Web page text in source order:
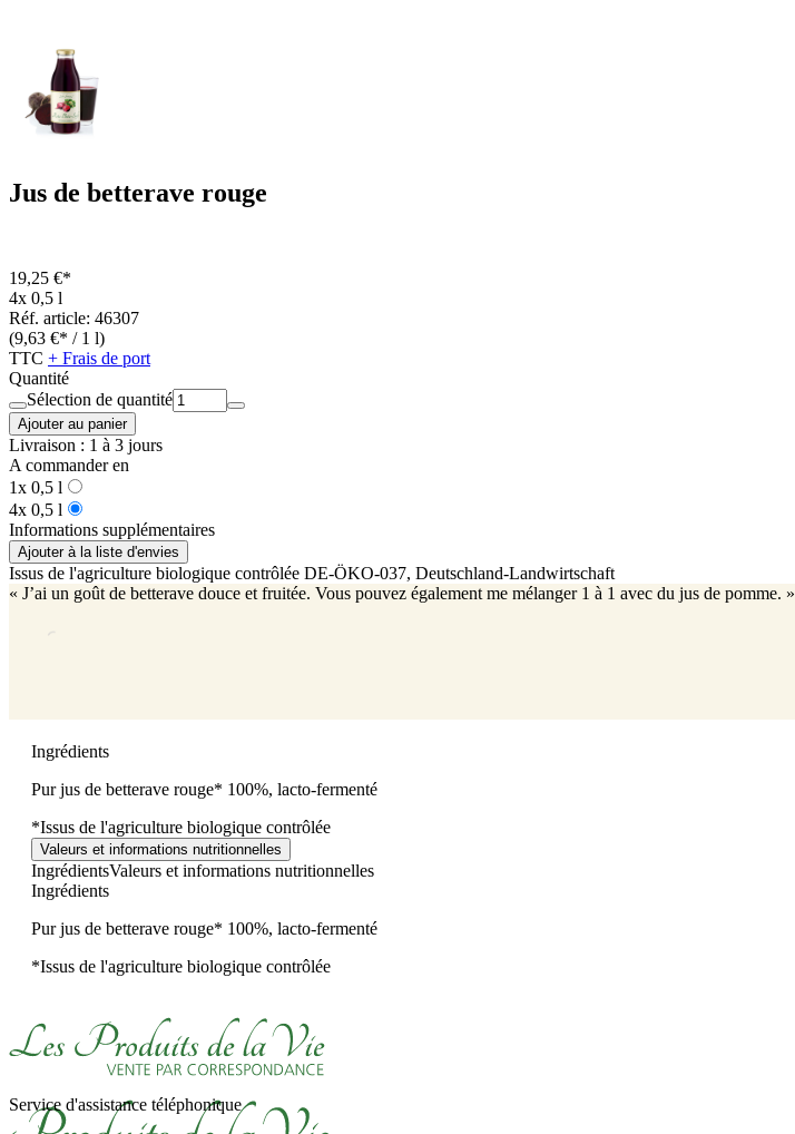
Jus de betterave rouge
19,25 €*
4x 0,5 l
Réf. article: 46307
(9,63 €* / 1 l)
TTC + Frais de port
Quantité
Sélection de quantité
Ajouter au panier
Livraison : 1 à 3 jours
A commander en
1x 0,5 l
4x 0,5 l
Informations supplémentaires
Ajouter à la liste d'envies
Issus de l'agriculture biologique contrôlée DE-ÖKO-037, Deutschland-Landwirtschaft
« J’ai un goût de betterave douce et fruitée. Vous pouvez également me mélanger 1 à 1 avec du jus de pomme. »
Ingrédients
Pur jus de betterave rouge* 100%, lacto-fermenté
*Issus de l'agriculture biologique contrôlée
Valeurs et informations nutritionnelles
IngrédientsValeurs et informations nutritionnelles
Ingrédients
Pur jus de betterave rouge* 100%, lacto-fermenté
*Issus de l'agriculture biologique contrôlée
Service d'assistance téléphonique